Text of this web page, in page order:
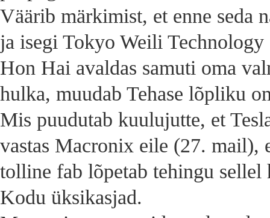
Väärib märkimist, et enne seda
ja isegi Tokyo Weili
Hon Hai avaldas samuti oma
hulka, muudab Tehase lõpliku
Mis puudutab kuulujutte, et
vastas Macronix eile (27. mail),
tolline fab lõpetab tehingu sellel
Kodu üksikasjad.